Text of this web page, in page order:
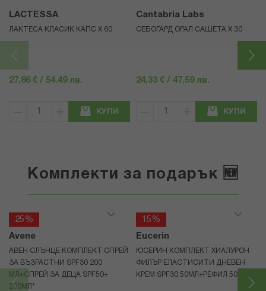
LACTESSA
ЛАКТЕСА КЛАСИК КАПС Х 60
27,86 € / 54.49 лв.
КУПИ
Cantabria Labs
СЕБОГАРД ОРАЛ САШЕТА Х 30
24,33 € / 47.59 лв.
КУПИ
Комплекти за подарък 🆕
25%
Avene
АВЕН СЛЪНЦЕ КОМПЛЕКТ СПРЕЙ
ЗА ВЪЗРАСТНИ SPF30 200
МЛ+СПРЕЙ ЗА ДЕЦА SPF50+
200МЛ*
15%
Eucerin
ЮСЕРИН КОМПЛЕКТ ХИАЛУРОН
ФИЛЪР ЕЛАСТИСИТИ ДНЕВЕН
КРЕМ SPF30 50МЛ+РЕФИЛ 50МЛ